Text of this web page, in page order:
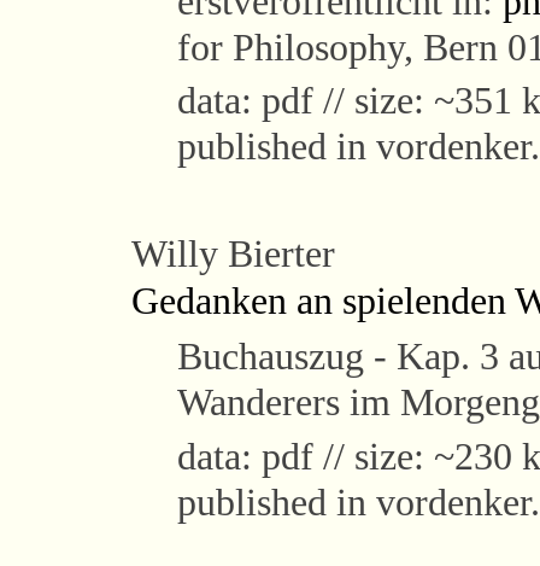
for Philosophy, Bern
data: pdf // size: ~351
published in
Willy Bierter
Gedanken an spielenden
Buchauszug - Kap. 3
Wanderers im
data: pdf // size: ~230
published in